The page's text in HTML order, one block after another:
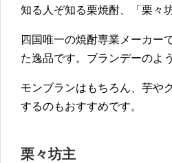
知る人ぞ知る栗焼酎、「栗々
四国唯一の焼酎専業メーカー
た逸品です。ブランデーのよ
モンブランはもちろん、芋や
するのもおすすめです。
栗々坊主